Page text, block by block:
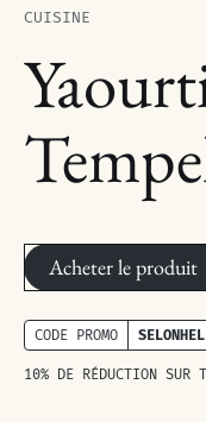
CUISINE
Acheter le produit
CODE PROMO
10% DE RÉDUCTION SUR